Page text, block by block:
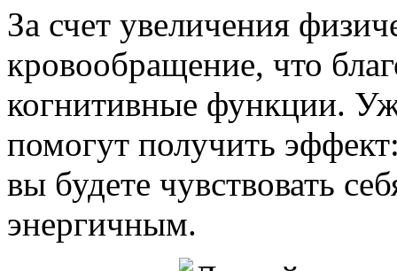
За счет увеличения
кровообращение, что
когнитивные функции.
помогут получить
вы будете чувствовать
энергичным.